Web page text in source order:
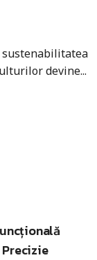
devine...